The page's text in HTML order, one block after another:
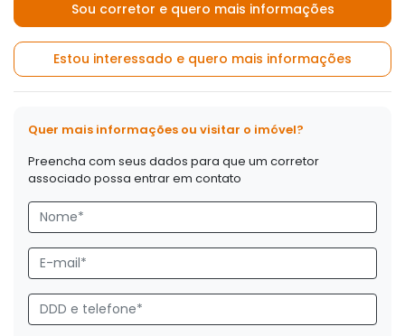
Sou corretor e quero mais informações
Estou interessado e quero mais informações
Quer mais informações ou visitar o imóvel?
Preencha com seus dados para que um corretor
associado possa entrar em contato